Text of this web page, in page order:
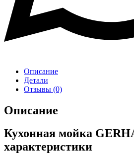
Описание
Детали
Отзывы (0)
Описание
Кухонная мойка
характеристики